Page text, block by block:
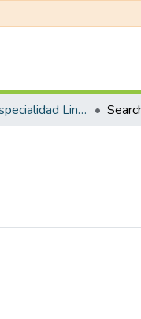
Educación: Especialidad Lingüística e Inglés